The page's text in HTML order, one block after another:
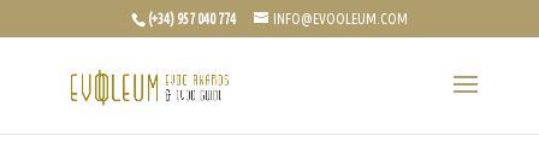
(+34) 957 040 774 INFO@EVOOLEUM.COM